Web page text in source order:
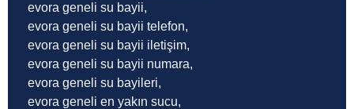
evora geneli su bayii,
evora geneli su bayii telefon,
evora geneli su bayii iletişim,
evora geneli su bayii numara,
evora geneli su bayileri,
evora geneli en yakın sucu,